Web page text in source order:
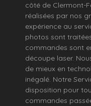
côté de Clermont-
réalisées par nos
expérience au
photos sont
commandes sont
découpe laser.
de mieux en
inégalé. Notre
disposition pour
commandes